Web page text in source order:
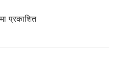
प्रकाशित